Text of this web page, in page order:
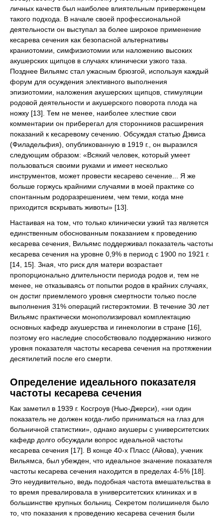
личных качеств был наиболее влиятельным приверженцем
такого подхода. В начале своей профессиональной
деятельности он выступал за более широкое применение
кесарева сечения как безопасной альтернативы
краниотомии, симфизиотомии или наложению высоких
акушерских щипцов в случаях клинически узкого таза.
Позднее Вильямс стал ужасным брюзгой, используя каждый
форум для осуждения элективного выполнения
эпизиотомии, наложения акушерских щипцов, стимуляции
родовой деятельности и акушерского поворота плода на
ножку [13]. Тем не менее, наиболее хлесткие свои
комментарии он приберегал для сторонников расширения
показаний к кесаревому сечению. Обсуждая статью Дэвиса
(Филадельфия), опубликованную в 1919 г., он выразился
следующим образом: «Всякий человек, который умеет
пользоваться своими руками и имеет несколько
инструментов, может провести кесарево сечение... Я же
больше горжусь крайними случаями в моей практике со
спонтанным родоразрешением, чем теми, когда мне
приходится вскрывать животы» [13].
Настаивая на том, что только клинически узкий таз является
единственным обоснованным показанием к проведению
кесарева сечения, Вильямс поддерживал показатель частоты
кесарева сечения на уровне 0,9% в период с 1900 по 1921 г.
[14, 15]. Зная, что риск для матери возрастает
пропорционально длительности периода родов и, тем не
менее, не отказываясь от попытки родов в крайних случаях,
он достиг приемлемого уровня смертности только после
выполнения 31% операций гистерэктомии. В течение 30 лет
Вильямс практически монополизировал комплектацию
основных кафедр акушерства и гинекологии в стране [16],
поэтому его наследие способствовало поддержанию низкого
уровня показателя частоты кесарева сечения на протяжении
десятилетий после его смерти.
Определение идеального показателя
частоты кесарева сечения
Как заметил в 1939 г. Косгроув (Нью-Джерси), «ни один
показатель не должен когда-либо приниматься на глаз для
больничной статистики», однако акушеры с университетских
кафедр долго обсуждали вопрос идеальной частоты
кесарева сечения [17]. В конце 40-х Пласс (Айова), ученик
Вильямса, был убежден, что идеальное значение показателя
частоты кесарева сечения находится в пределах 4-5% [18].
Это неудивительно, ведь подобная частота вмешательства в
то время превалировала в университетских клиниках и в
большинстве крупных больниц. Секретом полишинеля было
то, что показания к проведению кесарева сечения были